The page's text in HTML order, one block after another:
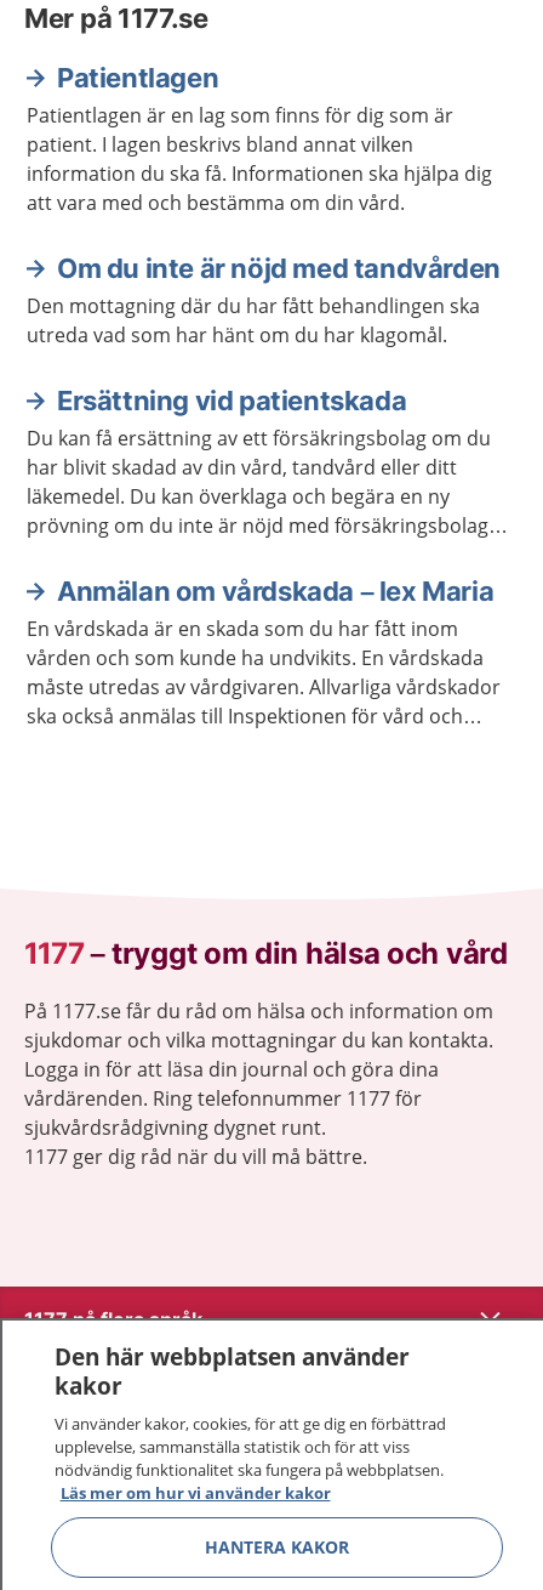
Mer på 1177.se
Patientlagen
Patientlagen är en lag som finns för dig som är
patient. I lagen beskrivs bland annat vilken
information du ska få. Informationen ska hjälpa dig
att vara med och bestämma om din vård.
Om du inte är nöjd med tandvården
Den mottagning där du har fått behandlingen ska
utreda vad som har hänt om du har klagomål.
Ersättning vid patientskada
Du kan få ersättning av ett försäkringsbolag om du
har blivit skadad av din vård, tandvård eller ditt
läkemedel. Du kan överklaga och begära en ny
prövning om du inte är nöjd med försäkringsbolagets
Anmälan om vårdskada – lex Maria
En vårdskada är en skada som du har fått inom
vården och som kunde ha undvikits. En vårdskada
måste utredas av vårdgivaren. Allvarliga vårdskador
ska också anmälas till Inspektionen för vård och
1177–tryggt om din hälsa och vård
På 1177.se får du råd om hälsa och information om
sjukdomar och vilka mottagningar du kan kontakta.
Logga in för att läsa din journal och göra dina
vårdärenden. Ring telefonnummer 1177 för
sjukvårdsrådgivning dygnet runt.
1177 ger dig råd när du vill må bättre.
1177 på flera språk Visa
Om 1177
Kontakt
Behandling av personuppgifter
Den här webbplatsen använder
kakor
Vi använder kakor, cookies, för att ge dig en förbättrad
upplevelse, sammanställa statistik och för att viss
nödvändig funktionalitet ska fungera på webbplatsen.
Läs mer om hur vi använder kakor
HANTERA KAKOR